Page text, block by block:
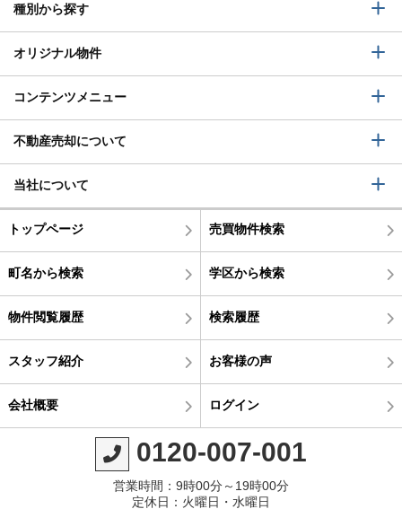
種別から探す
オリジナル物件
コンテンツメニュー
不動産売却について
当社について
トップページ 売買物件検索
町名から検索 学区から検索
物件閲覧履歴 検索履歴
スタッフ紹介 お客様の声
会社概要 ログイン
0120-007-001
営業時間：9時00分～19時00分
定休日：火曜日・水曜日